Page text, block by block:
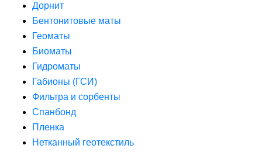
Дорнит
Бентонитовые маты
Геоматы
Биоматы
Гидроматы
Габионы (ГСИ)
Фильтра и сорбенты
Спанбонд
Пленка
Нетканный геотекстиль